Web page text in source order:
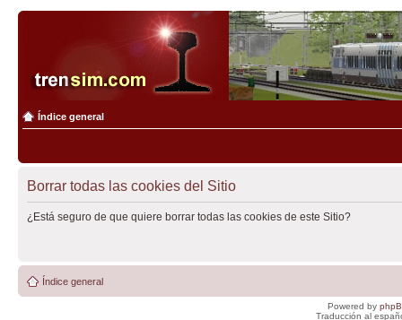
Índice general
Borrar todas las cookies del Sitio
¿Está seguro de que quiere borrar todas las cookies de este Sitio?
Índice general
Powered by
Traducción al